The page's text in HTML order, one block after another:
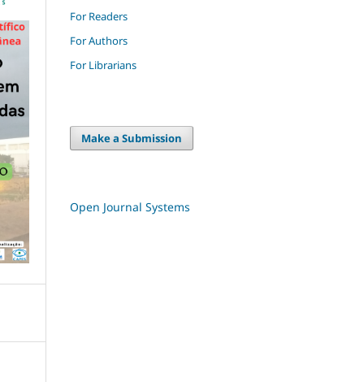
For Readers
For Authors
For Librarians
Make a Submission
Open Journal Systems